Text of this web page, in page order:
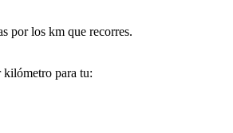
por los km que recorres.
kilómetro para tu: